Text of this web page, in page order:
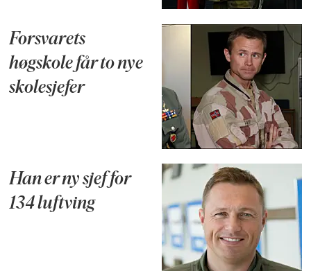
Forsvarets
høgskole får to nye
skolesjefer
Han er ny sjef for
134 luftving